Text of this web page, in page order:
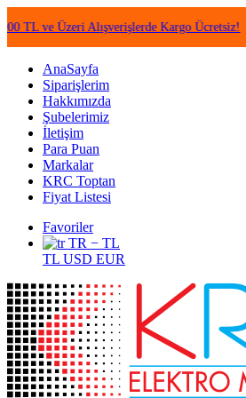
Üzeri Alışverişlerde Kargo Ücretsiz! •
AnaSayfa
Siparişlerim
Hakkımızda
Şubelerimiz
İletişim
Para Puan
Markalar
KRC Toptan
Fiyat Listesi
Favoriler
TR − TL
TL USD EUR